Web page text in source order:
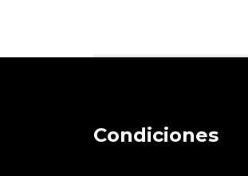
Condiciones